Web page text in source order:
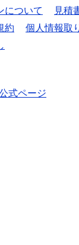
について 見積
約 個人情報取
式ページ